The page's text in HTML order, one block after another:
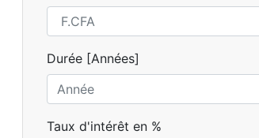
Durée [Années]
Taux d'intérêt en %